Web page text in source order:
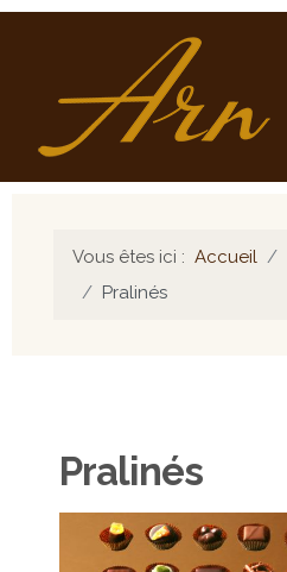
Vous êtes ici : Accueil
Pralinés
Pralinés